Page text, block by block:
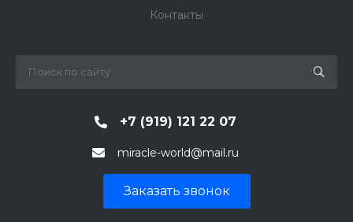
Контакты
+7 (919) 121 22 07
miracle-world@mail.ru
Заказать звонок